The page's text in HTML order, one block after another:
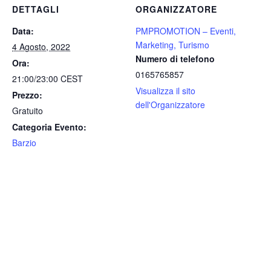
DETTAGLI
Data:
4 Agosto, 2022
Ora:
21:00/23:00 CEST
Prezzo:
Gratuito
Categoria Evento:
Barzio
ORGANIZZATORE
PMPROMOTION – Eventi,
Marketing, Turismo
Numero di telefono
0165765857
Visualizza il sito
dell'Organizzatore